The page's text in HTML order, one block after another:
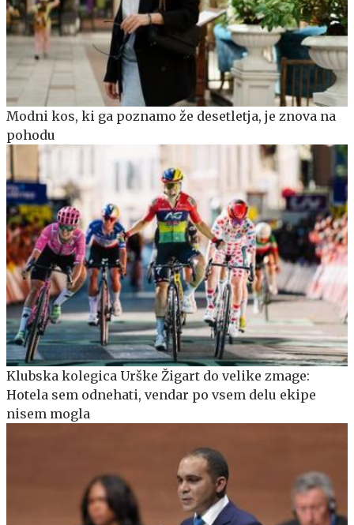
Modni kos, ki ga poznamo že desetletja, je znova na
pohodu
Klubska kolegica Urške Žigart do velike zmage:
Hotela sem odnehati, vendar po vsem delu ekipe
nisem mogla